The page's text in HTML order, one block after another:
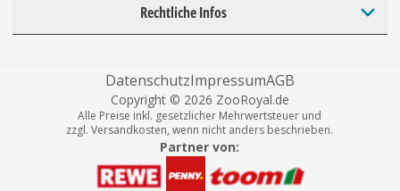
Rechtliche Infos
DatenschutzImpressumAGB
Copyright © 2026 ZooRoyal.de
Alle Preise inkl. gesetzlicher Mehrwertsteuer und
zzgl. Versandkosten, wenn nicht anders beschrieben.
Partner von: